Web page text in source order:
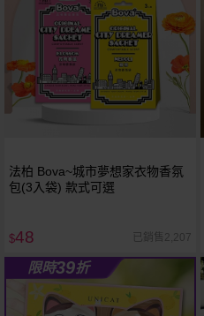
法柏 Bova~城市夢想家衣物香氛
包(3入袋) 款式可選
$48 已銷售2,207
限時39折